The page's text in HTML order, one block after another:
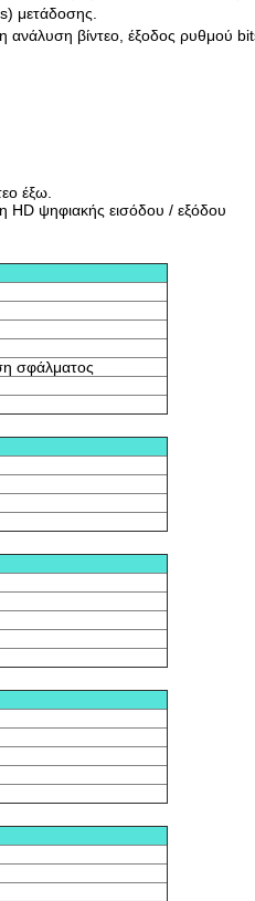
μετάδοσης.
ανάλυση βίντεο, έξοδος ρυθμού
έξω.
HD ψηφιακής εισόδου / εξόδου
σφάλματος